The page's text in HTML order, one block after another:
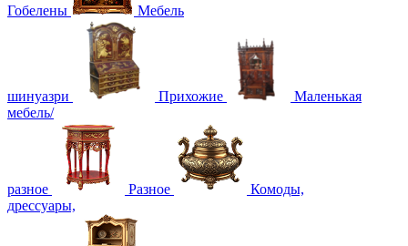
Гобелены Мебель
шинуазри Прихожие
Маленькая
мебель/
разное Разное
Комоды,
дрессуары,